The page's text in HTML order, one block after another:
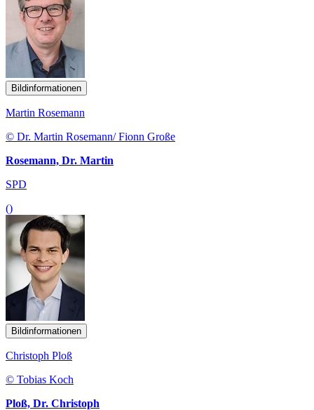
Bildinformationen
Martin Rosemann
© Dr. Martin Rosemann/ Fionn Große
Rosemann, Dr. Martin
SPD
()
Bildinformationen
Christoph Ploß
© Tobias Koch
Ploß, Dr. Christoph